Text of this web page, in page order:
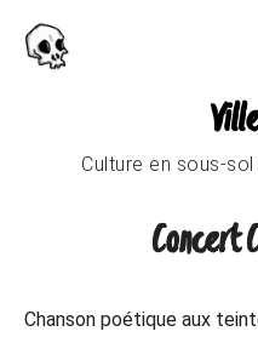
Culture en sous-
Concert
Chanson poétique aux